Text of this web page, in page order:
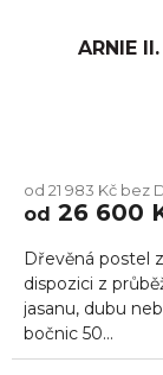
ARNIE
od 21 983 Kč bez
od 26 600
Dřevěná postel
dispozici z
jasanu, dubu
bočnic 50...